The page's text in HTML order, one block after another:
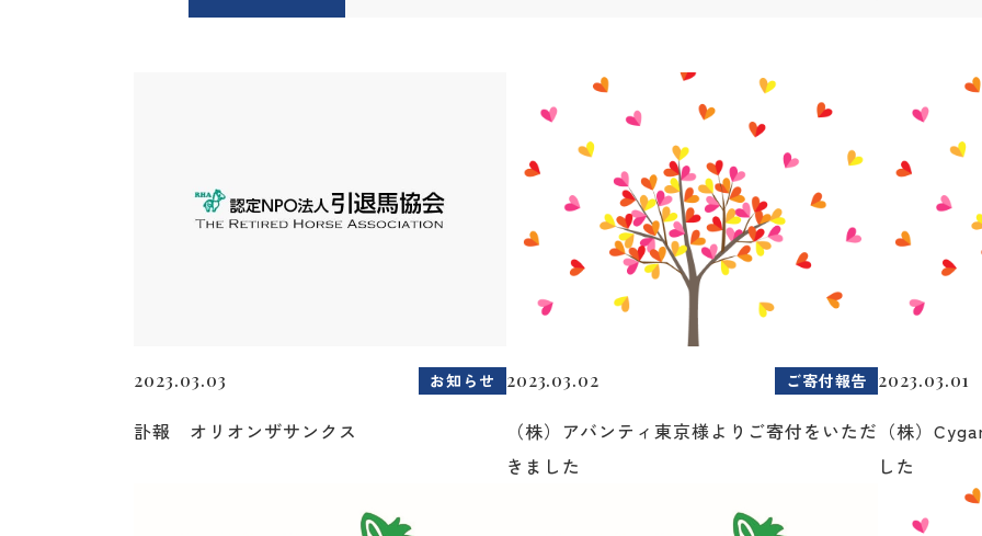
2023.03.03 お知らせ
訃報 オリオンザサンクス
2023.03.02 ご寄付報告
（株）アバンティ東京様よりご寄付をいただ
きました
2023.03.01
（株）
した